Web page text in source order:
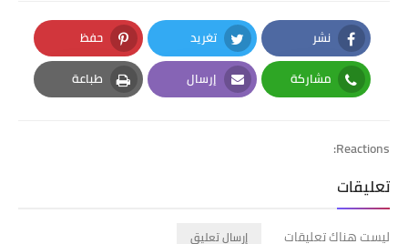
نشر
Facebook
تغريد
Twitter
حفظ
Pinterest
مشاركة
Whatsapp
إرسال
Email
طباعة
Print
Reactions:
تعليقات
ليست هناك تعليقات إرسال تعليق